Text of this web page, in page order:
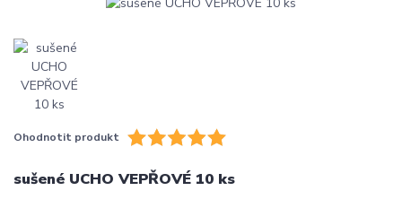
Ohodnotit produkt
sušené UCHO VEPŘOVÉ 10 ks